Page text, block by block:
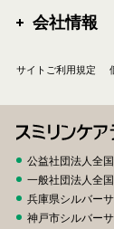
会社情報
サイトご利用規定
公益社団法人全
一般社団法人全
兵庫県シルバー
神戸市シルバー